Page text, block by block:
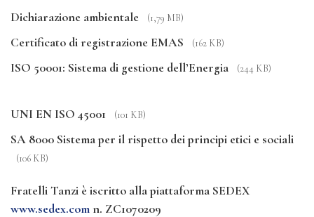
Dichiarazione ambientale (1,79 MB)
Certificato di registrazione EMAS (162 KB)
ISO 50001: Sistema di gestione dell’Energia (244 KB)
UNI EN ISO 45001 (101 KB)
SA 8000 Sistema per il rispetto dei principi etici e sociali
(106 KB)
Fratelli Tanzi è iscritto alla piattaforma SEDEX
www.sedex.comn. ZC1070209